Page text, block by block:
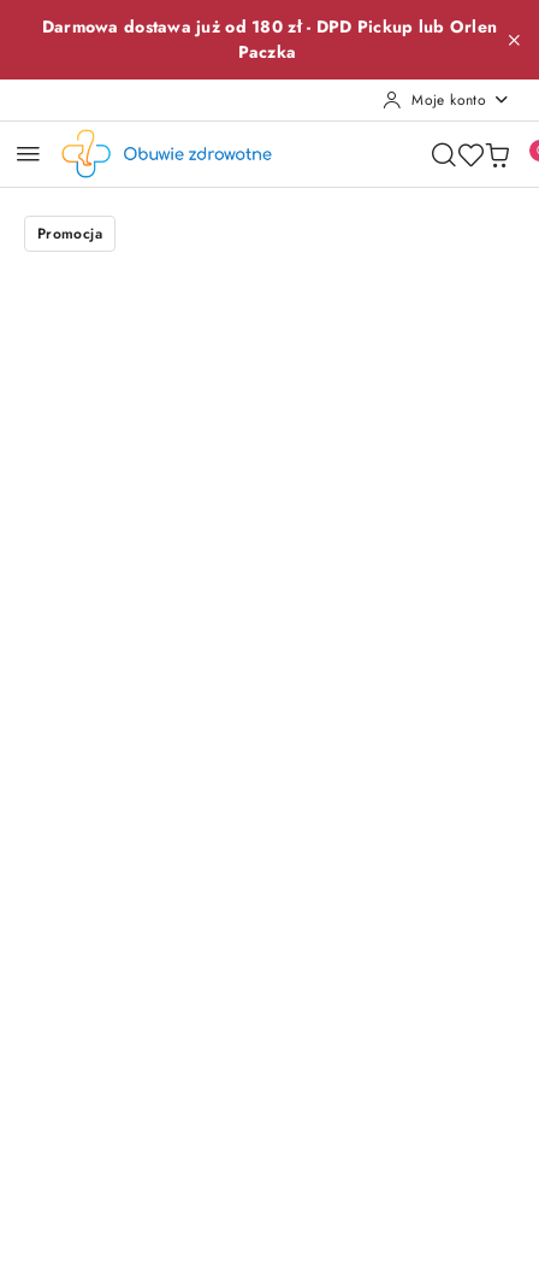
Przejdź do treści głównej
Przejdź do wyszukiwarki
Przejdź do moje konto
Przejdź do menu głównego
Przejdź do opisu produktu
Przejdź do stopki
Darmowa dostawa już od 180 zł - DPD Pickup lub Orlen
Paczka
Moje konto
Promocja